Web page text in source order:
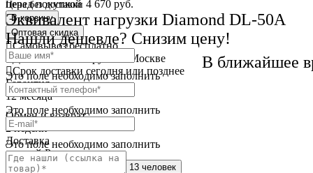
Цена без доставки 4 670 руб.
Эквивалент нагрузки Diamond DL-50A
Нашли дешевле? Снизим цену!
Это поле необходимо заполнить
Это поле необходимо заполнить
Это поле необходимо заполнить
В ближайшее
перед покупкой
В корзину
Оптовая скидка
Самовывоз бесплатно
Доставка
от 250 руб. по Москве
Cрок доставки сегодня или позднее
Гарантия
12 месяца
Обмен и возврат
2 недели
Доставка
по всей России
Сейчас этот товар смотрят 13 человек